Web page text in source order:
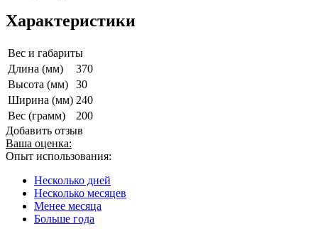
Характеристики
Вес и габариты
Длина (мм)
370
Высота (мм)
30
Ширина (мм) 240
Вес (грамм)
200
Добавить отзыв
Ваша оценка:
Опыт использования:
Несколько дней
Несколько месяцев
Менее месяца
Больше года